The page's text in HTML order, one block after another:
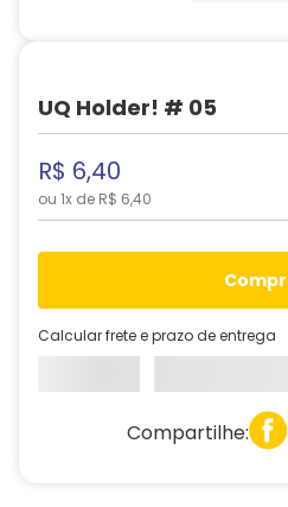
UQ Holder! # 05
R$ 6,40
ou 1x de R$ 6,40
Calcular frete e prazo de entrega
Compartilhe: